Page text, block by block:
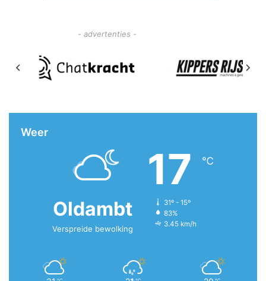
- advertenties -
Weer
Oldambt
Verspreide bewolking
17 ℃
31º - 15º
83%
3.45 km/h